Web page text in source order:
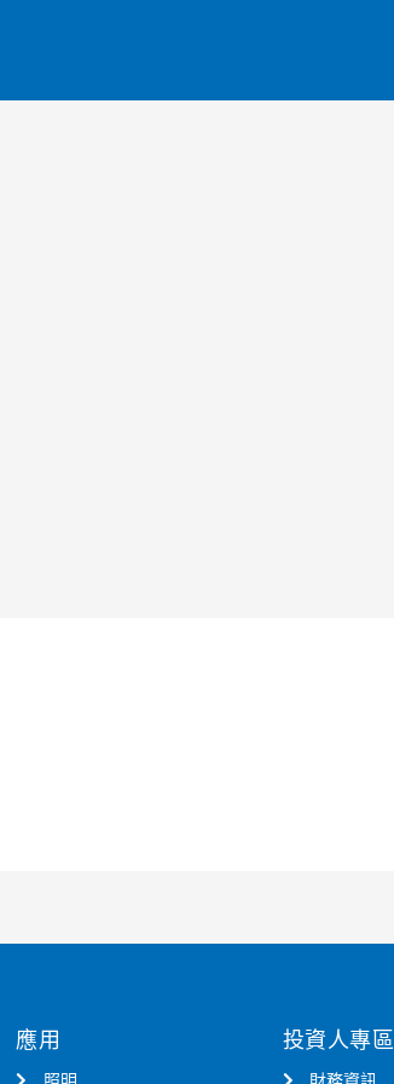
應用 投資人專區